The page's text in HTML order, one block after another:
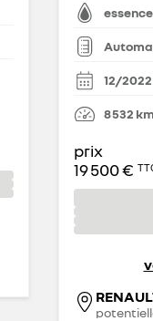
essence
12/2022
8 532
prix
19 500 €